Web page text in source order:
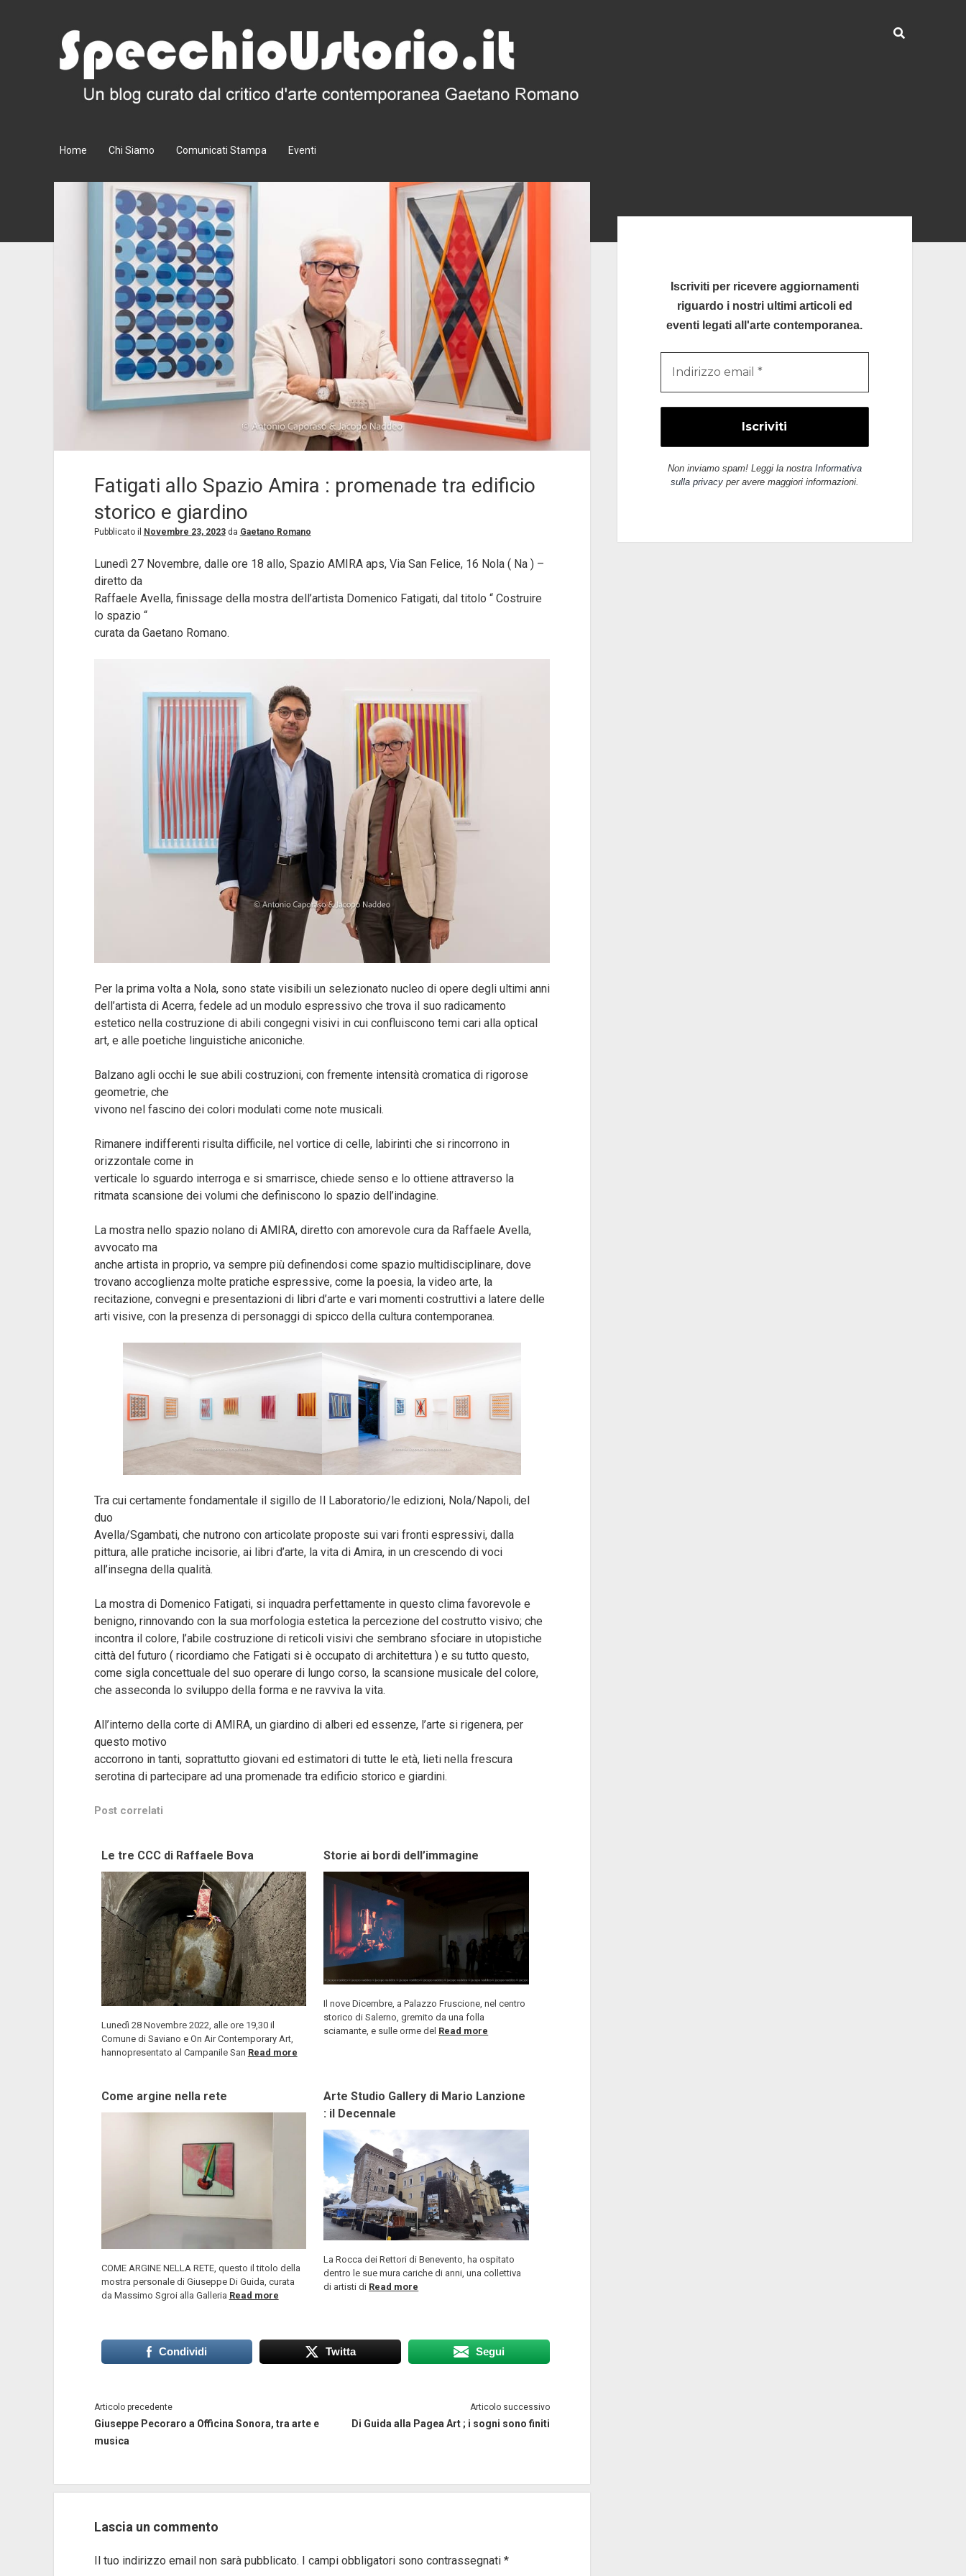
SpecchioUstorio.it
Home Chi Siamo Comunicati Stampa Eventi
Fatigati allo Spazio Amira : promenade tra edificio
storico e giardino
Pubblicato il Novembre 23, 2023da Gaetano Romano
Lunedì 27 Novembre, dalle ore 18 allo, Spazio AMIRA aps, Via San Felice, 16 Nola ( Na ) –
diretto da
Raffaele Avella, finissage della mostra dell’artista Domenico Fatigati, dal titolo “ Costruire
lo spazio “
curata da Gaetano Romano.
Per la prima volta a Nola, sono state visibili un selezionato nucleo di opere degli ultimi anni
dell’artista di Acerra, fedele ad un modulo espressivo che trova il suo radicamento
estetico nella costruzione di abili congegni visivi in cui confluiscono temi cari alla optical
art, e alle poetiche linguistiche aniconiche.
Balzano agli occhi le sue abili costruzioni, con fremente intensità cromatica di rigorose
geometrie, che
vivono nel fascino dei colori modulati come note musicali.
Rimanere indifferenti risulta difficile, nel vortice di celle, labirinti che si rincorrono in
orizzontale come in
verticale lo sguardo interroga e si smarrisce, chiede senso e lo ottiene attraverso la
ritmata scansione dei volumi che definiscono lo spazio dell’indagine.
La mostra nello spazio nolano di AMIRA, diretto con amorevole cura da Raffaele Avella,
avvocato ma
anche artista in proprio, va sempre più definendosi come spazio multidisciplinare, dove
trovano accoglienza molte pratiche espressive, come la poesia, la video arte, la
recitazione, convegni e presentazioni di libri d’arte e vari momenti costruttivi a latere delle
arti visive, con la presenza di personaggi di spicco della cultura contemporanea.
Tra cui certamente fondamentale il sigillo de Il Laboratorio/le edizioni, Nola/Napoli, del
duo
Avella/Sgambati, che nutrono con articolate proposte sui vari fronti espressivi, dalla
pittura, alle pratiche incisorie, ai libri d’arte, la vita di Amira, in un crescendo di voci
all’insegna della qualità.
La mostra di Domenico Fatigati, si inquadra perfettamente in questo clima favorevole e
benigno, rinnovando con la sua morfologia estetica la percezione del costrutto visivo; che
incontra il colore, l’abile costruzione di reticoli visivi che sembrano sfociare in utopistiche
città del futuro ( ricordiamo che Fatigati si è occupato di architettura ) e su tutto questo,
come sigla concettuale del suo operare di lungo corso, la scansione musicale del colore,
che asseconda lo sviluppo della forma e ne ravviva la vita.
All’interno della corte di AMIRA, un giardino di alberi ed essenze, l’arte si rigenera, per
questo motivo
accorrono in tanti, soprattutto giovani ed estimatori di tutte le età, lieti nella frescura
serotina di partecipare ad una promenade tra edificio storico e giardini.
Post correlati
Le tre CCC di Raffaele Bova
Lunedì 28 Novembre 2022, alle ore 19,30 il
Comune di Saviano e On Air Contemporary Art,
hannopresentato al Campanile San Read more
Storie ai bordi dell’immagine
Il nove Dicembre, a Palazzo Fruscione, nel centro
storico di Salerno, gremito da una folla
sciamante, e sulle orme del Read more
Come argine nella rete
COME ARGINE NELLA RETE, questo il titolo della
mostra personale di Giuseppe Di Guida, curata
da Massimo Sgroi alla Galleria Read more
Arte Studio Gallery di Mario Lanzione
: il Decennale
La Rocca dei Rettori di Benevento, ha ospitato
dentro le sue mura cariche di anni, una collettiva
di artisti di Read more
Condividi Twitta Segui
Articolo precedente
Giuseppe Pecoraro a Officina Sonora, tra arte e
musica
Articolo successivo
Di Guida alla Pagea Art ; i sogni sono finiti
Lascia un commento
Il tuo indirizzo email non sarà pubblicato. I campi obbligatori sono contrassegnati *
laterale
Iscriviti per ricevere aggiornamenti
riguardo i nostri ultimi articoli ed
eventi legati all'arte contemporanea.
Non inviamo spam! Leggi la nostra Informativa
sulla privacyper avere maggiori informazioni.